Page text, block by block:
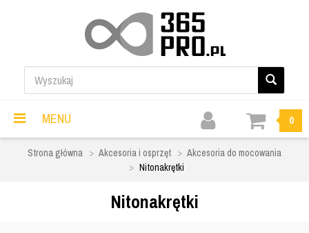
MENU 0
Strona główna Akcesoria i osprzęt
Akcesoria do mocowania
Nitonakrętki
Nitonakrętki